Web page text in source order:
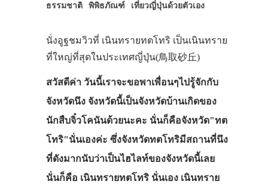
ธรรมชาติ พิพิธภัณฑ์ เที่ยวญี่ปุ่นด้วยตัวเอง
นั่งอูฐชมวิวที่ เนินทรายทตโทริ เป็นเนินทราย
ที่ใหญ่ที่สุดในประเทศญี่ปุ่น(鳥取砂丘)
สวัสดีค่า วันนี้เราจะขอพาเพื่อนๆไปรู้จักกับ
จังหวัดนึง จังหวัดนี้เป็นจังหวัดบ้านเกิดของ
นักสืบจิ๋วโคนันด้วยนะคะ นั่นก็คือจังหวัด"ทต
โทริ"นั่นเองค่ะ ซึ่งจังหวัดทตโทริมีสถานที่นึง
ที่ดังมากนับว่าเป็นไฮไลท์ของจังหวัดนี้เลย
นั่นก็คือ เนินทรายทตโทริ นั่นเอง เนินทราย